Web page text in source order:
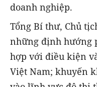
doanh nghiệp.
Tổng Bí thư, Chủ
những định hướng
hợp với điều kiện
Việt Nam; khuyến